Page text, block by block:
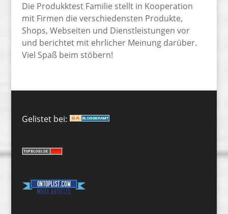
Die Produkktest Familie stellt in Kooperation
mit Firmen die verschiedensten Produkte,
Shops, Webseiten und Dienstleistungen vor
und berichtet mit ehrlicher Meinung darüber.
Viel Spaß beim stöbern!
Gelistet bei: